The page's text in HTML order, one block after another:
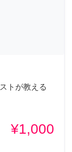
トが教える
¥1,000